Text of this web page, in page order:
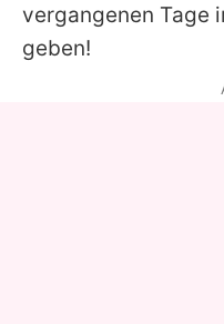
vergangenen Tage
geben!